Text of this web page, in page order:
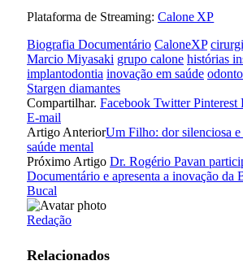
Plataforma de Streaming: Calone XP
Biografia Documentário CaloneXP
Marcio Miyasaki grupo calone histórias
implantodontia inovação em saúde
Stargen diamantes
Compartilhar. Facebook Twitter Pinterest
E-mail
Artigo AnteriorUm Filho: dor silenciosa e
saúde mental
Próximo Artigo Dr. Rogério Pavan
Documentário e apresenta a inovação da
Bucal
Redação
Relacionados